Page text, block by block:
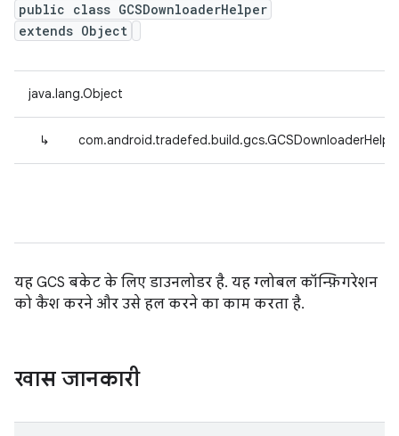
public class GCSDownloaderHelper
extends Object
java.lang.Object
↳
यह GCS बकेट के लिए डाउनलोडर है. यह ग्लोबल कॉन्फ़िगरेशन
को कैश करने और उसे हल करने का काम करता है.
खास जानकारी